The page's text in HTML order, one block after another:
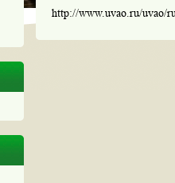
http://www.uvao.ru/uvao/